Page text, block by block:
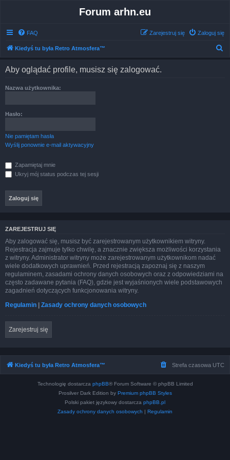
Forum arhn.eu
FAQ Zaloguj się
Zarejestruj się
Kiedyś tu była Retro Atmosfera™
Aby oglądać profile, musisz się zalogować.
Nazwa użytkownika:
Hasło:
Nie pamiętam hasła
Wyślij ponownie e-mail aktywacyjny
Zapamiętaj mnie
Ukryj mój status podczas tej sesji
ZAREJESTRUJ SIĘ
Aby zalogować się, musisz być zarejestrowanym użytkownikiem witryny.
Rejestracja zajmuje tylko chwilę, a znacznie zwiększa możliwości korzystania
z witryny. Administrator witryny może zarejestrowanym użytkownikom nadać
wiele dodatkowych uprawnień. Przed rejestracją zapoznaj się z naszym
regulaminem, zasadami ochrony danych osobowych oraz z odpowiedziami na
często zadawane pytania (FAQ), gdzie jest wyjaśnionych wiele podstawowych
zagadnień dotyczących funkcjonowania witryny.
Regulamin | Zasady ochrony danych osobowych
Zarejestruj się
Kiedyś tu była Retro Atmosfera™ Strefa czasowa UTC
Technologię dostarcza phpBB® Forum Software © phpBB Limited
Prosilver Dark Edition by Premium phpBB Styles
Polski pakiet językowy dostarcza phpBB.pl
Zasady ochrony danych osobowych | Regulamin